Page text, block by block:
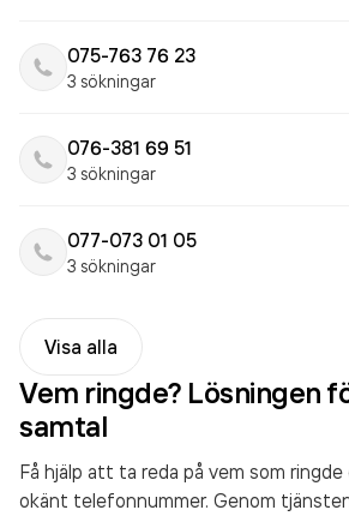
075-763 76 23
3 sökningar
076-381 69 51
3 sökningar
077-073 01 05
3 sökningar
Visa alla
Vem ringde? Lösningen
samtal
Få hjälp att ta reda på vem som
okänt telefonnummer. Genom tjänsten